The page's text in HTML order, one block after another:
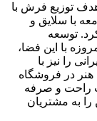
توزیع فرش با
با سلایق و
. توسعه
با این فضا،
را نیز با
در فروشگاه
راحت و صرفه
به مشتریان